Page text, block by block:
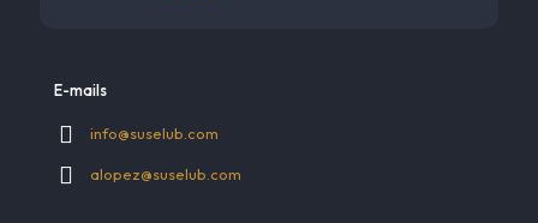
E-mails
info@suselub.com
alopez@suselub.com